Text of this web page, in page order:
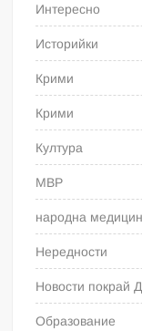
Интересно
Историйки
Крими
Крими
Култура
МВР
народна
Нередности
Новости покрай
Образование